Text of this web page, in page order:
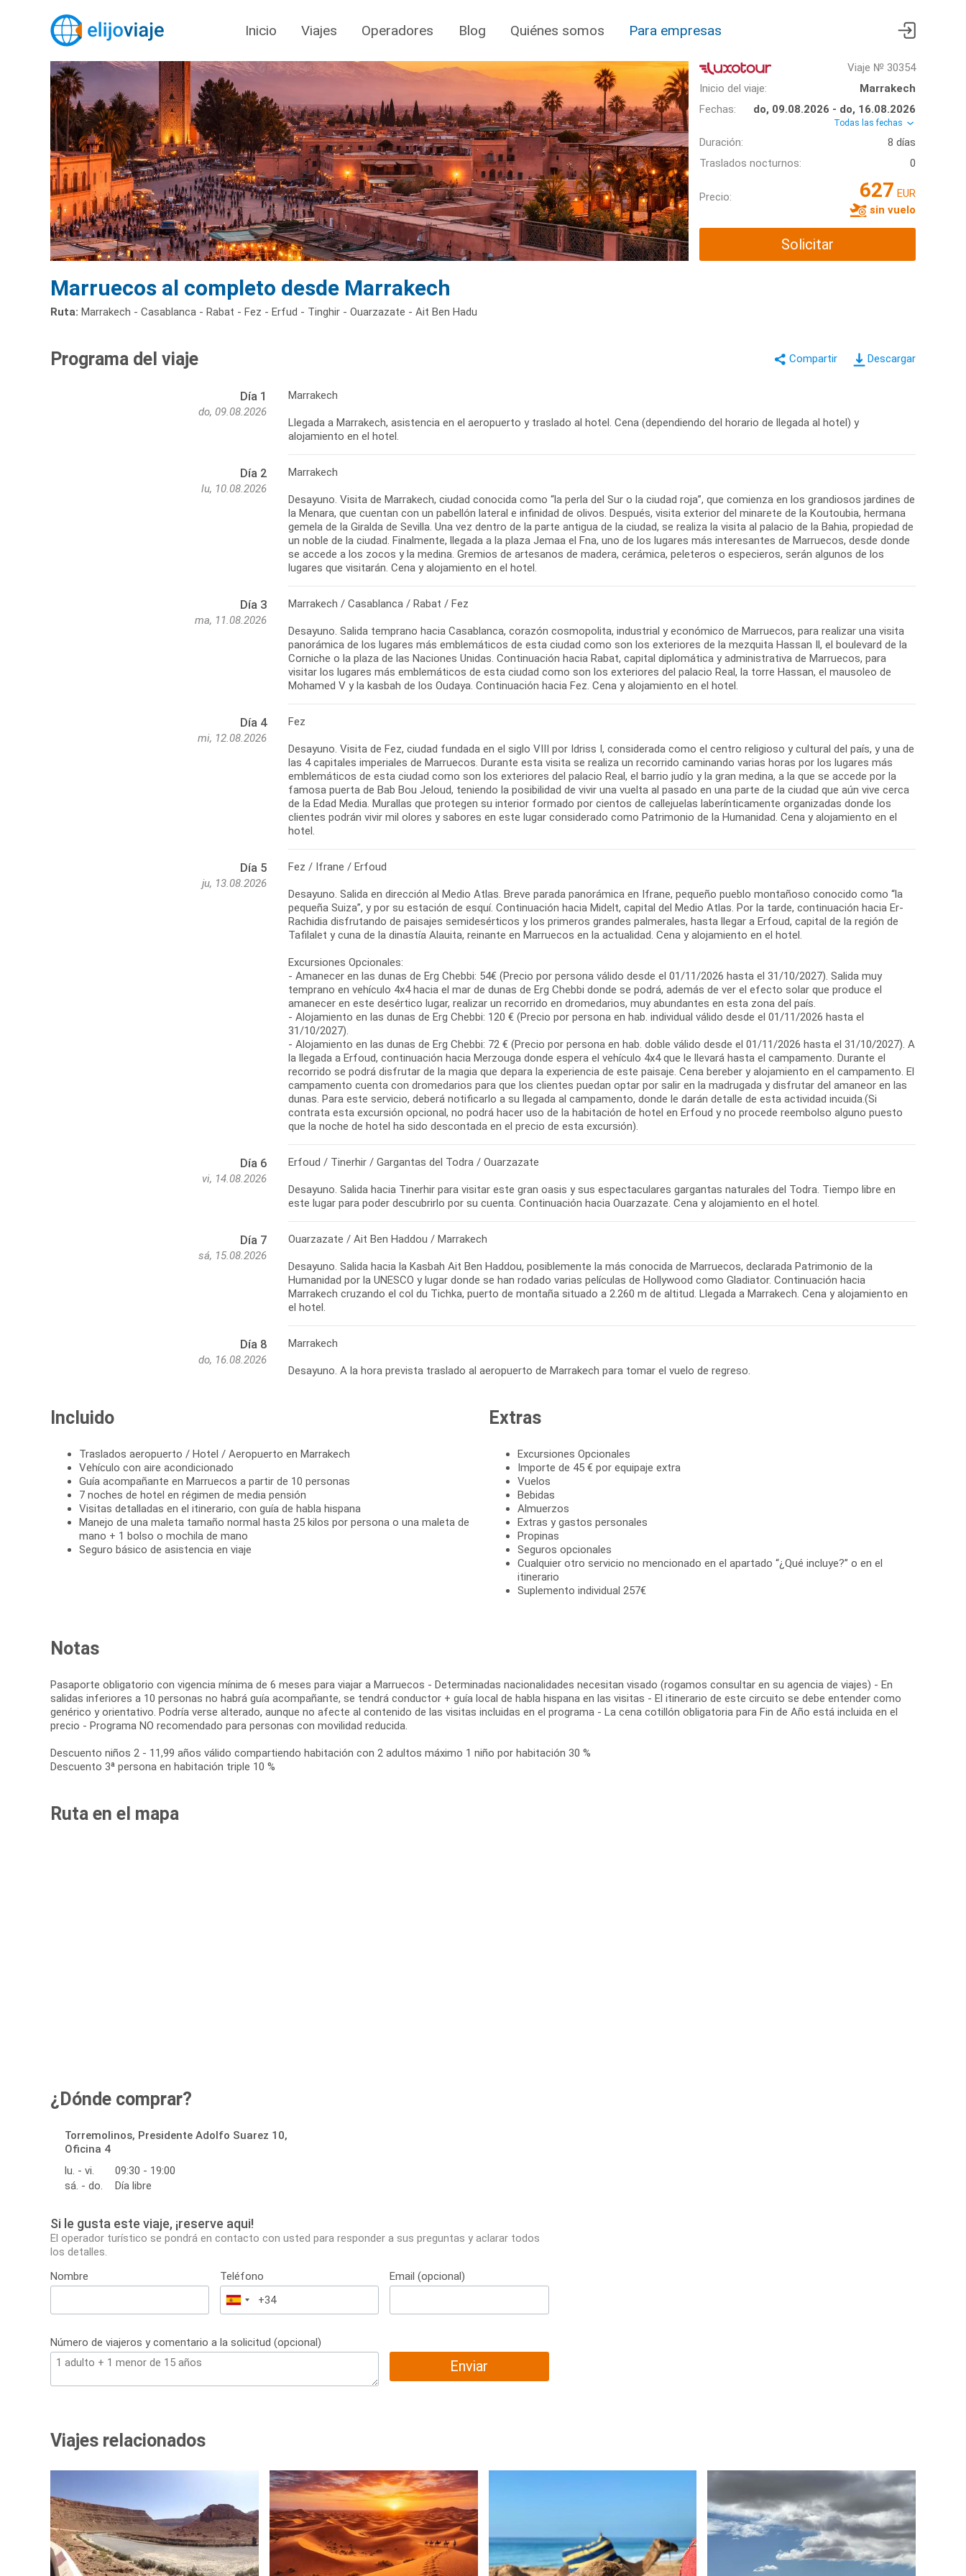
Inicio Viajes Operadores Blog Quiénes somos Para empresas
Viaje № 30354
Inicio del viaje:
Marrakech
Fechas:
do, 09.08.2026 - do, 16.08.2026
Todas las fechas
Duración:
8 días
Traslados nocturnos:
0
Precio: 627 EUR
sin vuelo
Solicitar
Marruecos al completo desde Marrakech
Ruta: Marrakech - Casablanca - Rabat - Fez - Erfud - Tinghir - Ouarzazate - Ait Ben Hadu
Descargar
Programa del viaje
Día 1
do, 09.08.2026
Marrakech
Llegada a Marrakech, asistencia en el aeropuerto y traslado al hotel. Cena (dependiendo del horario de llegada al hotel) y
alojamiento en el hotel.
Día 2
lu, 10.08.2026
Marrakech
Desayuno. Visita de Marrakech, ciudad conocida como “la perla del Sur o la ciudad roja”, que comienza en los grandiosos jardines de
la Menara, que cuentan con un pabellón lateral e infinidad de olivos. Después, visita exterior del minarete de la Koutoubia, hermana
gemela de la Giralda de Sevilla. Una vez dentro de la parte antigua de la ciudad, se realiza la visita al palacio de la Bahia, propiedad de
un noble de la ciudad. Finalmente, llegada a la plaza Jemaa el Fna, uno de los lugares más interesantes de Marruecos, desde donde
se accede a los zocos y la medina. Gremios de artesanos de madera, cerámica, peleteros o especieros, serán algunos de los
lugares que visitarán. Cena y alojamiento en el hotel.
Día 3
ma, 11.08.2026
Marrakech / Casablanca / Rabat / Fez
Desayuno. Salida temprano hacia Casablanca, corazón cosmopolita, industrial y económico de Marruecos, para realizar una visita
panorámica de los lugares más emblemáticos de esta ciudad como son los exteriores de la mezquita Hassan Il, el boulevard de la
Corniche o la plaza de las Naciones Unidas. Continuación hacia Rabat, capital diplomática y administrativa de Marruecos, para
visitar los lugares más emblemáticos de esta ciudad como son los exteriores del palacio Real, la torre Hassan, el mausoleo de
Mohamed V y la kasbah de los Oudaya. Continuación hacia Fez. Cena y alojamiento en el hotel.
Día 4
mi, 12.08.2026
Fez
Desayuno. Visita de Fez, ciudad fundada en el siglo VIII por Idriss I, considerada como el centro religioso y cultural del país, y una de
las 4 capitales imperiales de Marruecos. Durante esta visita se realiza un recorrido caminando varias horas por los lugares más
emblemáticos de esta ciudad como son los exteriores del palacio Real, el barrio judío y la gran medina, a la que se accede por la
famosa puerta de Bab Bou Jeloud, teniendo la posibilidad de vivir una vuelta al pasado en una parte de la ciudad que aún vive cerca
de la Edad Media. Murallas que protegen su interior formado por cientos de callejuelas laberínticamente organizadas donde los
clientes podrán vivir mil olores y sabores en este lugar considerado como Patrimonio de la Humanidad. Cena y alojamiento en el
hotel.
Día 5
ju, 13.08.2026
Fez / Ifrane / Erfoud
Desayuno. Salida en dirección al Medio Atlas. Breve parada panorámica en Ifrane, pequeño pueblo montañoso conocido como “la
pequeña Suiza”, y por su estación de esquí. Continuación hacia Midelt, capital del Medio Atlas. Por la tarde, continuación hacia Er-
Rachidia disfrutando de paisajes semidesérticos y los primeros grandes palmerales, hasta llegar a Erfoud, capital de la región de
Tafilalet y cuna de la dinastía Alauita, reinante en Marruecos en la actualidad. Cena y alojamiento en el hotel.
Excursiones Opcionales:
- Amanecer en las dunas de Erg Chebbi: 54€ (Precio por persona válido desde el 01/11/2026 hasta el 31/10/2027). Salida muy
temprano en vehículo 4x4 hacia el mar de dunas de Erg Chebbi donde se podrá, además de ver el efecto solar que produce el
amanecer en este desértico lugar, realizar un recorrido en dromedarios, muy abundantes en esta zona del país.
- Alojamiento en las dunas de Erg Chebbi: 120 € (Precio por persona en hab. individual válido desde el 01/11/2026 hasta el
31/10/2027).
- Alojamiento en las dunas de Erg Chebbi: 72 € (Precio por persona en hab. doble válido desde el 01/11/2026 hasta el 31/10/2027). A
la llegada a Erfoud, continuación hacia Merzouga donde espera el vehículo 4x4 que le llevará hasta el campamento. Durante el
recorrido se podrá disfrutar de la magia que depara la experiencia de este paisaje. Cena bereber y alojamiento en el campamento. El
campamento cuenta con dromedarios para que los clientes puedan optar por salir en la madrugada y disfrutar del amaneor en las
dunas. Para este servicio, deberá notificarlo a su llegada al campamento, donde le darán detalle de esta actividad incuida.(Si
contrata esta excursión opcional, no podrá hacer uso de la habitación de hotel en Erfoud y no procede reembolso alguno puesto
Día 6
vi, 14.08.2026
Erfoud / Tinerhir / Gargantas del Todra / Ouarzazate
Desayuno. Salida hacia Tinerhir para visitar este gran oasis y sus espectaculares gargantas naturales del Todra. Tiempo libre en
este lugar para poder descubrirlo por su cuenta. Continuación hacia Ouarzazate. Cena y alojamiento en el hotel.
Día 7
sá, 15.08.2026
Ouarzazate / Ait Ben Haddou / Marrakech
Desayuno. Salida hacia la Kasbah Ait Ben Haddou, posiblemente la más conocida de Marruecos, declarada Patrimonio de la
Humanidad por la UNESCO y lugar donde se han rodado varias películas de Hollywood como Gladiator. Continuación hacia
Marrakech cruzando el col du Tichka, puerto de montaña situado a 2.260 m de altitud. Llegada a Marrakech. Cena y alojamiento en
el hotel.
Día 8
do, 16.08.2026
Marrakech
Desayuno. A la hora prevista traslado al aeropuerto de Marrakech para tomar el vuelo de regreso.
Incluido
Traslados aeropuerto / Hotel / Aeropuerto en Marrakech
Vehículo con aire acondicionado
Guía acompañante en Marruecos a partir de 10 personas
7 noches de hotel en régimen de media pensión
Visitas detalladas en el itinerario, con guía de habla hispana
Manejo de una maleta tamaño normal hasta 25 kilos por persona o una maleta de
mano + 1 bolso o mochila de mano
Seguro básico de asistencia en viaje
Extras
Excursiones Opcionales
Importe de 45 € por equipaje extra
Vuelos
Bebidas
Almuerzos
Extras y gastos personales
Propinas
Seguros opcionales
Cualquier otro servicio no mencionado en el apartado “¿Qué incluye?” o en el
itinerario
Suplemento individual 257€
Notas
Pasaporte obligatorio con vigencia mínima de 6 meses para viajar a Marruecos - Determinadas nacionalidades necesitan visado (rogamos consultar en su agencia de viajes) - En
salidas inferiores a 10 personas no habrá guía acompañante, se tendrá conductor + guía local de habla hispana en las visitas - El itinerario de este circuito se debe entender como
genérico y orientativo. Podría verse alterado, aunque no afecte al contenido de las visitas incluidas en el programa - La cena cotillón obligatoria para Fin de Año está incluida en el
precio - Programa NO recomendado para personas con movilidad reducida.
Descuento niños 2 - 11,99 años válido compartiendo habitación con 2 adultos máximo 1 niño por habitación 30 %
Descuento 3ª persona en habitación triple 10 %
Ruta en el mapa
¿Dónde comprar?
Torremolinos, Presidente Adolfo Suarez 10,
Oficina 4
lu. - vi.
09:30 - 19:00
sá. - do.
Día libre
Si le gusta este viaje, ¡reserve aqui!
El operador turístico se pondrá en contacto con usted para responder a sus preguntas y aclarar todos
los detalles.
Nombre
Teléfono
España
+34
Email (opcional)
Número de viajeros y comentario a la solicitud (opcional)
Enviar
Viajes relacionados